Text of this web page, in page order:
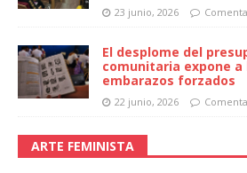
23 junio, 2026
El desplome del
comunitaria expone a
embarazos forzados
22 junio, 2026
ARTE FEMINISTA